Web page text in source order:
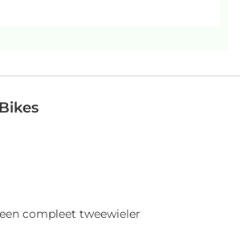
compleet tweewieler